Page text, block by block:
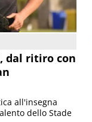
dal ritiro con
all'insegna
dello Stade